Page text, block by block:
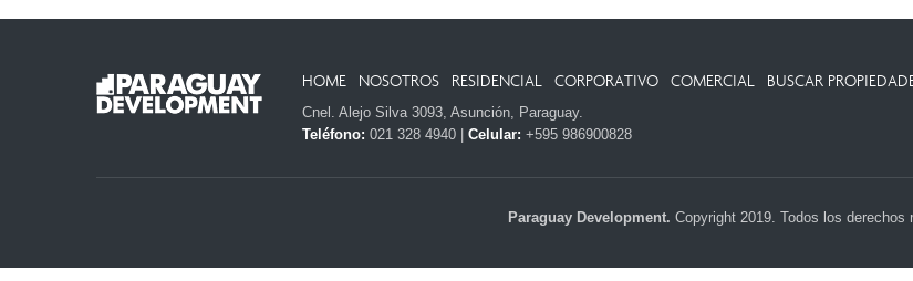
HOME NOSOTROS RESIDENCIAL CORPORATIVO COMERCIAL BUSCAR
Cnel. Alejo Silva 3093, Asunción, Paraguay.
Teléfono: 021 328 4940 | Celular: +595 986900828
Paraguay Development. Copyright 2019. Todos los derechos